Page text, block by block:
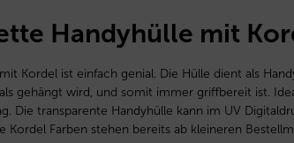
Handyhülle mit
Kordel ist einfach genial. Die Hülle dient als
gehängt wird, und somit immer griffbereit ist.
Die transparente Handyhülle kann im UV
Kordel Farben stehen bereits ab kleineren